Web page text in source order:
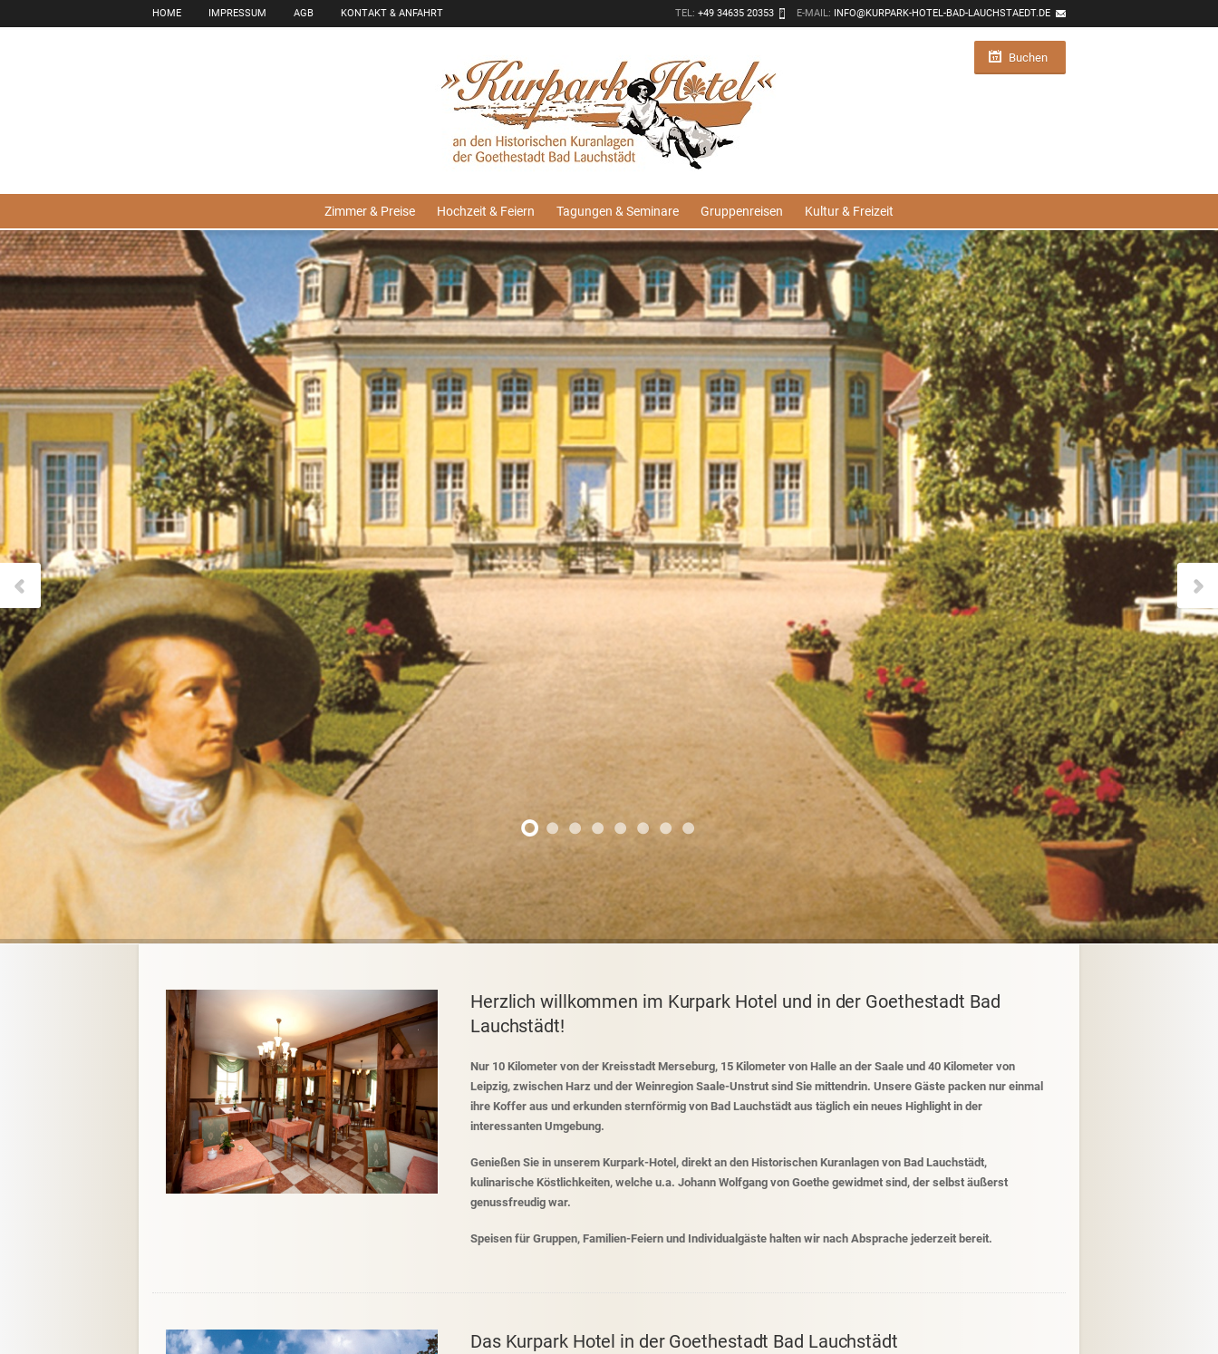
HOME IMPRESSUM AGB KONTAKT & ANFAHRT TEL: +49 34635 20353 E-MAIL: INFO@KURPARK-HOTEL-BAD-LAUCHSTAEDT.DE
Buchen
Zimmer & Preise Hochzeit & Feiern Tagungen & Seminare Gruppenreisen Kultur & Freizeit
Herzlich willkommen im Kurpark Hotel und in der Goethestadt Bad
Lauchstädt!
Nur 10 Kilometer von der Kreisstadt Merseburg, 15 Kilometer von Halle an der Saale und 40 Kilometer von
Leipzig, zwischen Harz und der Weinregion Saale-Unstrut sind Sie mittendrin. Unsere Gäste packen nur einmal
ihre Koffer aus und erkunden sternförmig von Bad Lauchstädt aus täglich ein neues Highlight in der
interessanten Umgebung.
Genießen Sie in unserem Kurpark-Hotel, direkt an den Historischen Kuranlagen von Bad Lauchstädt,
kulinarische Köstlichkeiten, welche u.a. Johann Wolfgang von Goethe gewidmet sind, der selbst äußerst
genussfreudig war.
Speisen für Gruppen, Familien-Feiern und Individualgäste halten wir nach Absprache jederzeit bereit.
Das Kurpark Hotel in der Goethestadt Bad Lauchstädt